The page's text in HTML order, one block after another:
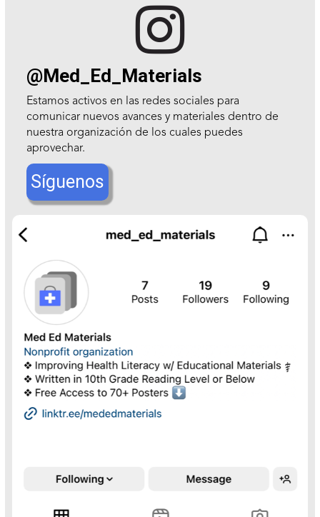

@Med_Ed_Materials
Estamos activos en las redes sociales para
comunicar nuevos avances y materiales dentro de
nuestra organización de los cuales puedes
aprovechar.
Síguenos